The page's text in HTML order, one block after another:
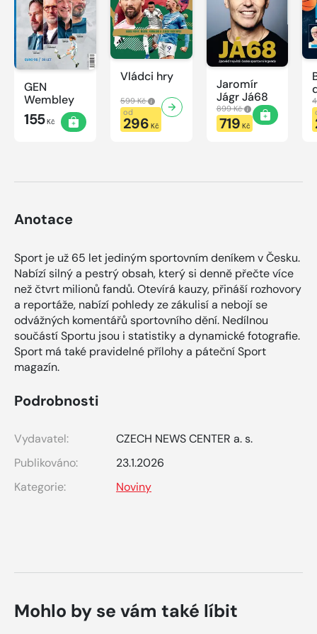
GEN
Wembley
155Kč
Vládci hry
599 Kč
od
296 Kč
Jaromír
Jágr Já68
899 Kč
719 Kč
Anotace
Sport je už 65 let jediným sportovním deníkem v Česku.
Nabízí silný a pestrý obsah, který si denně přečte více
než čtvrt milionů fandů. Otevírá kauzy, přináší rozhovory
a reportáže, nabízí pohledy ze zákulisí a nebojí se
odvážných komentářů sportovního dění. Nedílnou
součástí Sportu jsou i statistiky a dynamické fotografie.
Sport má také pravidelné přílohy a páteční Sport
magazín.
Podrobnosti
Vydavatel:
CZECH NEWS CENTER a. s.
Publikováno:
23.1.2026
Kategorie:
Noviny
Mohlo by se vám také líbit